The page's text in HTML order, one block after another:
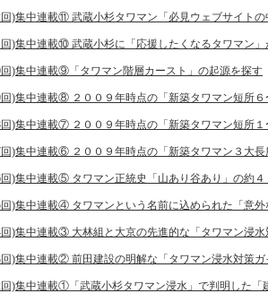
回)集中連載⑪ 武蔵小杉タワマン「必見ウェブサイトの
回)集中連載⑩ 武蔵小杉に「応援したくなるタワマン」
回)集中連載⑨「タワマン階層カースト」の起源を探す
回)集中連載⑧ ２００９年時点の「新築タワマン短所
回)集中連載⑦ ２００９年時点の「新築タワマン短所
回)集中連載⑥ ２００９年時点の「新築タワマン３大長
回)集中連載⑤ タワマン正統史「山あり谷あり」の約４
回)集中連載④ タワマンという名前に込められた「意外
回)集中連載③ 大林組と大京の先進的な「タワマン浸
回)集中連載② 前田建設の明解な「タワマン浸水対策
回)集中連載①「武蔵小杉タワマン浸水」で判明した「